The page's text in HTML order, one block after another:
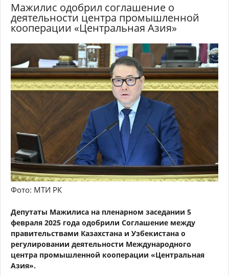
Мажилис одобрил соглашение о
деятельности центра промышленной
кооперации «Центральная Азия»
Фото: МТИ РК
Депутаты Мажилиса на пленарном заседании 5
февраля 2025 года одобрили Соглашение между
правительствами Казахстана и Узбекистана о
регулировании деятельности Международного
центра промышленной кооперации «Центральная
Азия».